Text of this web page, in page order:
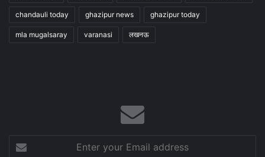
chandauli today ghazipur news ghazipur today
mla mugalsaray varanasi लखनऊ
your